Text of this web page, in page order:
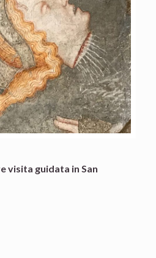
visita guidata in San